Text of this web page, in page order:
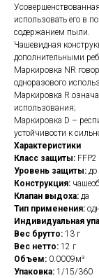
использовать его в
содержанием пыли.
Чашевидная
дополнительными
Маркировка NR
одноразового
Маркировка R
использования;
Маркировка D –
устойчивости к
Характеристики
Класс защиты: FFP2
Уровень защиты:
Конструкция:
Клапан выдоха: да
Тип применения:
Индивидуальная
Вес брутто: 13 г
Вес нетто: 12 г
Объем: 0.0009м³
Упаковка: 1/15/360